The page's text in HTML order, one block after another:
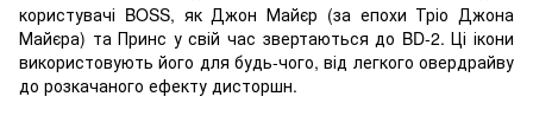
користувачі BOSS, як Джон Майєр (за епохи Тріо Джона
Майєра) та Принс у свій час звертаються до BD-2. Ці ікони
використовують його для будь-чого, від легкого овердрайву
до розкачаного ефекту дисторшн.